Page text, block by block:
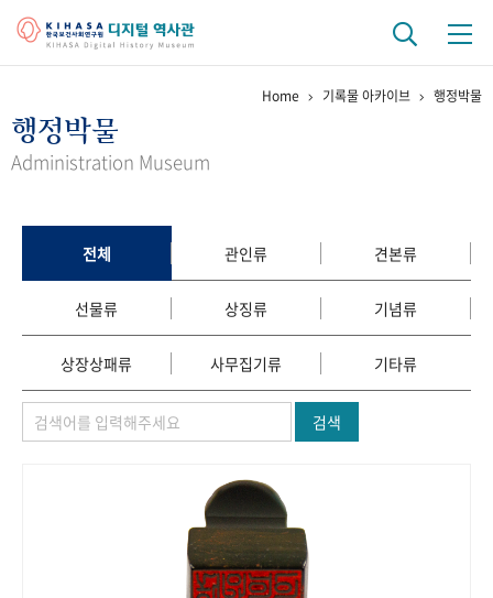
걸어온 길 기관 변천사
정책과 연구 키워드로 보는 연구 역사
연구자들
간행물 변천사
기록물 아카이브
사진 아카이브 문서 기록물 행정박물 영상 기록물
숫자로 보는 50년 50+1
Home 기록물 아카이브 행정박물
행정박물
Administration Museum
전체 관인류 견본류
선물류 상징류 기념류
상장상패류 사무집기류 기타류
검색